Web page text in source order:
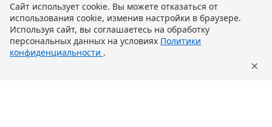
Предзаказ
Сайт использует cookie. Вы можете отказаться от
использования cookie, изменив настройки в браузере.
Используя сайт, вы соглашаетесь на обработку
персональных данных на условиях Политики
конфиденциальности .
×